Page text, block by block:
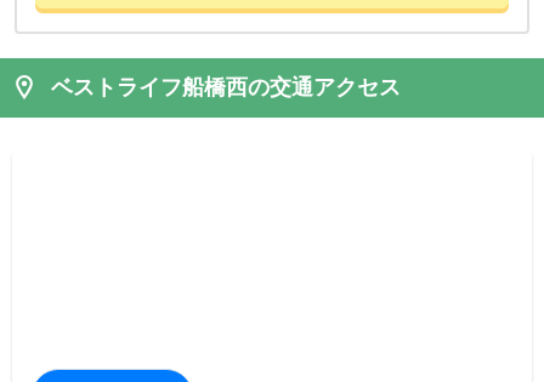
ベストライフ船橋西の交通アクセス